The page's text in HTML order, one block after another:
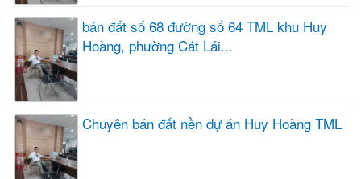
bán đất số 68 đường số 64 TML khu Huy
Hoàng, phường Cát Lái...
Chuyên bán đất nền dự án Huy Hoàng TML